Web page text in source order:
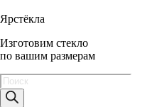
Ярстёкла
Изготовим стекло
по вашим размерам
Поиск
товаров